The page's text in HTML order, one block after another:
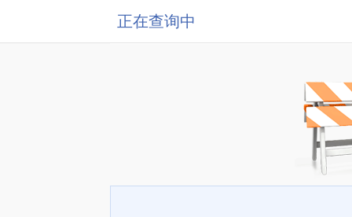
正在查询中